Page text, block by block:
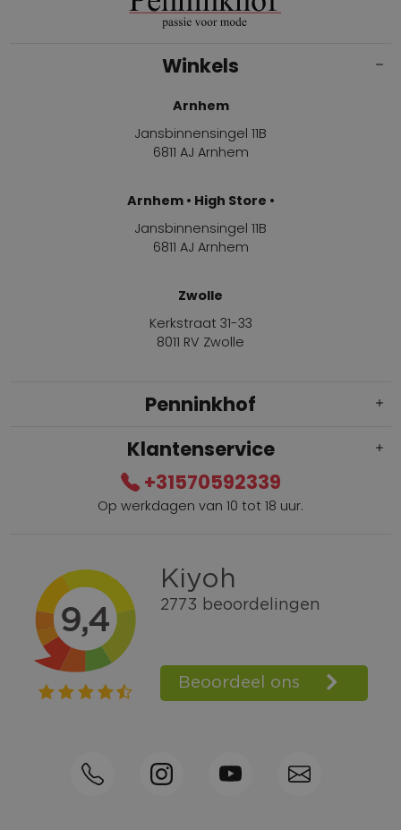
Winkels
Arnhem
Jansbinnensingel 11B
6811 AJ Arnhem
Arnhem • High Store •
Jansbinnensingel 11B
6811 AJ Arnhem
Zwolle
Kerkstraat 31-33
8011 RV Zwolle
Penninkhof
Gratis verzending vanaf € 100,=
Bel +31570592339
Spaarpunten
Shop the Look
Telefonisch bestellen ook mogelijk
Klantenservice
+31570592339
Op werkdagen van 10 tot 18 uur.